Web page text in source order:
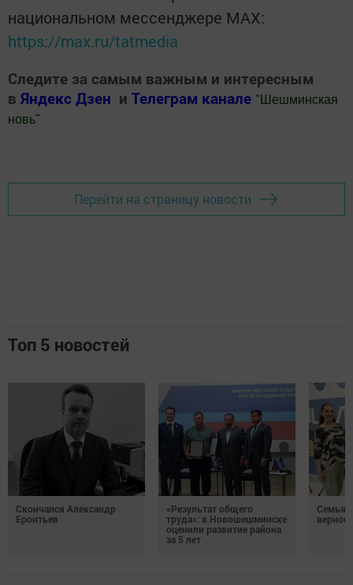
национальном мессенджере MАХ:
https://max.ru/tatmedia
Следите за самым важным и интересным
в Яндекс Дзен и Телеграм канале " Шешминская
новь"
Перейти на страницу новости
Топ 5 новостей
Скончался Александр
Еронтьев
«Результат общего
труда»: в Новошешминске
оценили развитие района
за 5 лет
Семья